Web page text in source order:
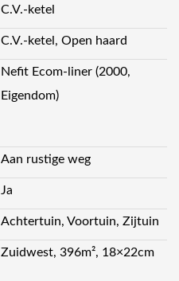
C.V.-ketel
C.V.-ketel, Open haard
Nefit Ecom-liner (2000,
Eigendom)
Aan rustige weg
Ja
Achtertuin, Voortuin, Zijtuin
Zuidwest, 396m², 18×22cm